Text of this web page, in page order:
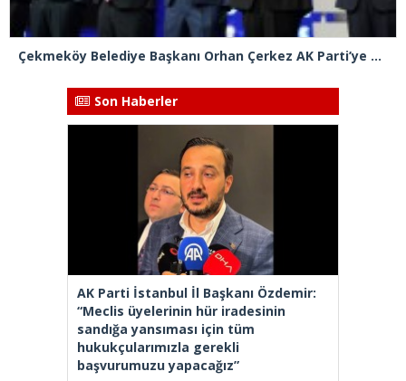
Çekmeköy Belediye Başkanı Orhan Çerkez AK Parti’ye katıldı
Son Haberler
AK Parti İstanbul İl Başkanı Özdemir:
“Meclis üyelerinin hür iradesinin
sandığa yansıması için tüm
hukukçularımızla gerekli
başvurumuzu yapacağız”